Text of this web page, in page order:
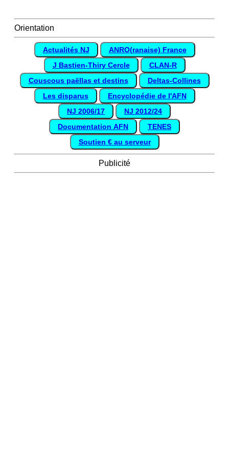
Orientation
Actualités NJ
ANRO(ranaise) France
J Bastien-Thiry Cercle
CLAN-R
Couscous paëllas et destins
Deltas-Collines
Les disparus
Encyclopédie de l'AFN
NJ 2006/17
NJ 2012/24
Documentation AFN
TENES
Soutien € au serveur
Publicité